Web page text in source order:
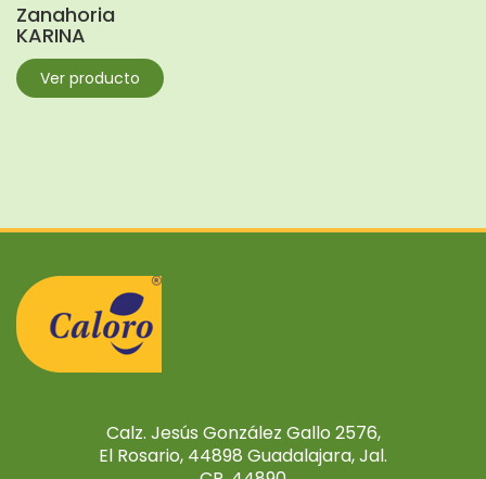
Zanahoria
KARINA
Ver producto
Calz. Jesús González Gallo 2576,
El Rosario, 44898 Guadalajara, Jal.